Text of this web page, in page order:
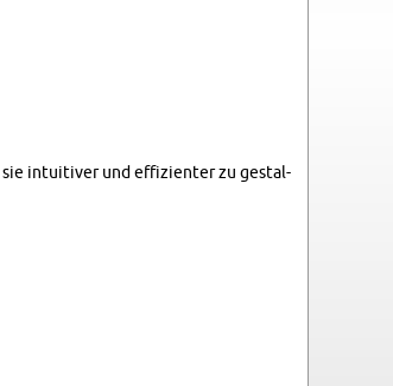
sie in­tui­ti­ver und ef­fi­zi­en­ter zu ge­stal­